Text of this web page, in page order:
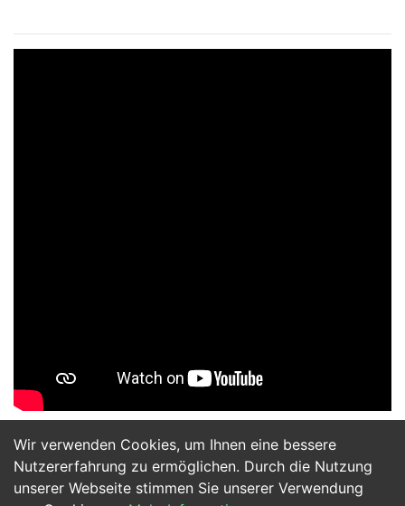
Wir verwenden Cookies, um Ihnen eine bessere
Nutzererfahrung zu ermöglichen. Durch die Nutzung
unserer Webseite stimmen Sie unserer Verwendung
Jetzt Bewerben